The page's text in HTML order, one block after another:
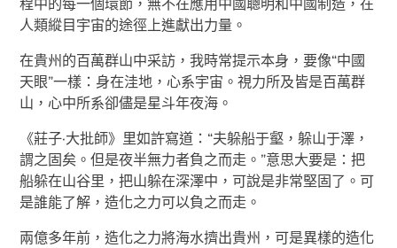
人類縱目宇宙的途徑上進獻出力量。
在貴州的百萬群山中采訪，我時常提示本身，要像“中國
天眼”一樣：身在洼地，心系宇宙。視力所及皆是百萬群
山，心中所系卻儘是星斗年夜海。
《莊子·大批師》里如許寫道：“夫躲船于壑，躲山于澤，
謂之固矣。但是夜半無力者負之而走。”意思大要是：把
船躲在山谷里，把山躲在深澤中，可說是非常堅固了。可
是誰能了解，造化之力可以負之而走。
兩億多年前，造化之力將海水擠出貴州，可是異樣的造化